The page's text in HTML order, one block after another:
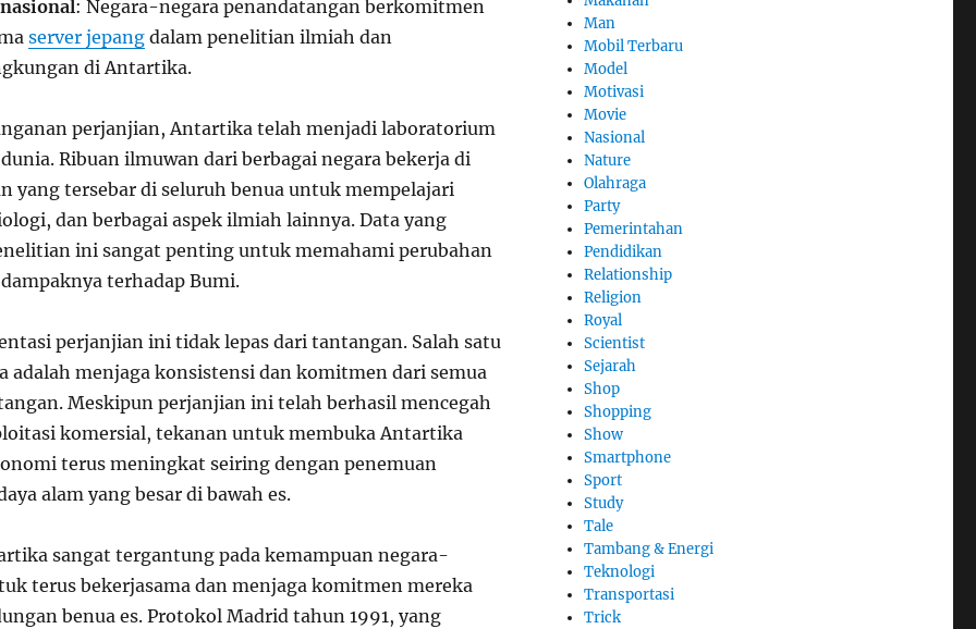
: Negara-negara penandatangan berkomitmen
server jepangdalam penelitian ilmiah dan
di Antartika.
perjanjian, Antartika telah menjadi laboratorium
Ribuan ilmuwan dari berbagai negara bekerja di
yang tersebar di seluruh benua untuk mempelajari
dan berbagai aspek ilmiah lainnya. Data yang
ini sangat penting untuk memahami perubahan
terhadap Bumi.
perjanjian ini tidak lepas dari tantangan. Salah satu
adalah menjaga konsistensi dan komitmen dari semua
Meskipun perjanjian ini telah berhasil mencegah
komersial, tekanan untuk membuka Antartika
terus meningkat seiring dengan penemuan
alam yang besar di bawah es.
sangat tergantung pada kemampuan negara-
terus bekerjasama dan menjaga komitmen mereka
benua es. Protokol Madrid tahun 1991, yang
Man
Mobil Terbaru
Model
Motivasi
Movie
Nasional
Nature
Olahraga
Party
Pemerintahan
Pendidikan
Relationship
Religion
Royal
Scientist
Sejarah
Shop
Shopping
Show
Smartphone
Sport
Study
Tale
Tambang & Energi
Teknologi
Transportasi
Trick